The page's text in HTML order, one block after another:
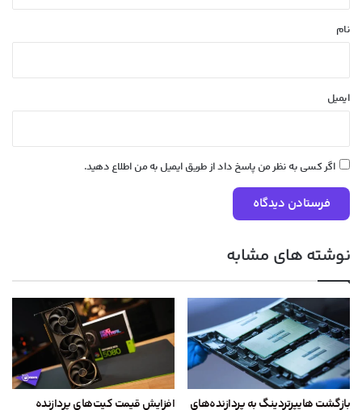
نام
ایمیل
اگر کسی به نظر من پاسخ داد از طریق ایمیل به من اطلاع دهید.
نوشته های مشابه
بازگشت هایپرتردینگ به پردازنده‌های
افزایش قیمت کیت‌های پردازنده